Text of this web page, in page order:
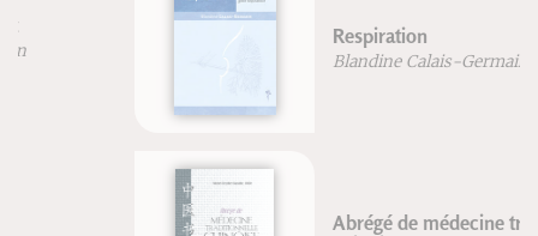
Blandine Calais-Germain
Abrégé de médecine traditionnelle